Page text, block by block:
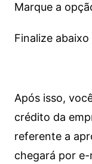
Marque a
Finalize abaixo
Após isso,
crédito da
referente a
chegará por e-